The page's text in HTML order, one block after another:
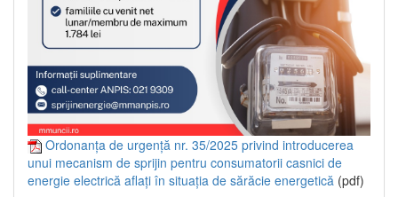
Ordonanța de urgență nr. 35/2025 privind introducerea
unui mecanism de sprijin pentru consumatorii casnici de
energie electrică aflați în situația de sărăcie energetică (pdf)